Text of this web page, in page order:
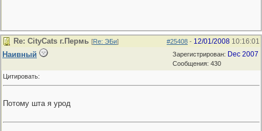
#25408 - 12/01/2008 10:16:01
Re: CityCats г.Пермь [Re: ЭБи]
Зарегистрирован: Dec 2007
Сообщения: 430
Наивный
Цитировать:
Потому шта я урод